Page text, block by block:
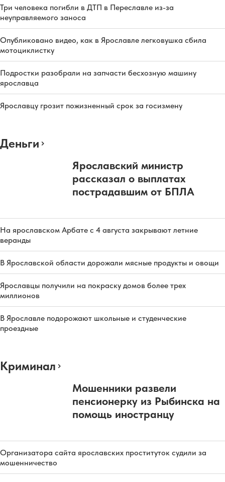
Три человека погибли в ДТП в Переславле из-за
неуправляемого заноса
Опубликовано видео, как в Ярославле легковушка сбила
мотоциклистку
Подростки разобрали на запчасти бесхозную машину
ярославца
Ярославцу грозит пожизненный срок за госизмену
Деньги
Ярославский министр
рассказал о выплатах
пострадавшим от БПЛА
На ярославском Арбате с 4 августа закрывают летние
веранды
В Ярославской области дорожали мясные продукты и овощи
Ярославцы получили на покраску домов более трех
миллионов
В Ярославле подорожают школьные и студенческие
проездные
Криминал
Мошенники развели
пенсионерку из Рыбинска на
помощь иностранцу
Организатора сайта ярославских проституток судили за
мошенничество